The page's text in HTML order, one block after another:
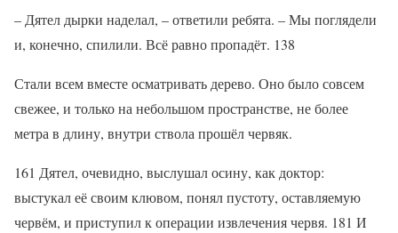
– Дятел дырки наделал, – ответили ребята. – Мы поглядели
и, конечно, спилили. Всё равно пропадёт. 138
Стали всем вместе осматривать дерево. Оно было совсем
свежее, и только на небольшом пространстве, не более
метра в длину, внутри ствола прошёл червяк.
161 Дятел, очевидно, выслушал осину, как доктор:
выстукал её своим клювом, понял пустоту, оставляемую
червём, и приступил к операции извлечения червя. 181 И